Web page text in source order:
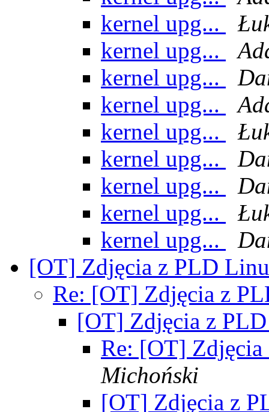
kernel upg...
kernel upg...
kernel upg...
kernel upg...
kernel upg...
kernel upg...
kernel upg...
kernel upg...
kernel upg...
[OT] Zdjęcia z PLD
Re: [OT] Zdjęcia z
[OT] Zdjęcia z
Re: [OT]
Michoński
[OT] Zdjęcia z